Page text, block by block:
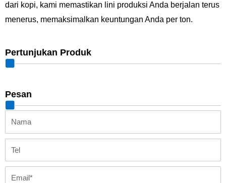
dari kopi, kami memastikan lini produksi Anda berjalan terus
menerus, memaksimalkan keuntungan Anda per ton.
Pertunjukan Produk
Pesan
Nama
Tel
Email